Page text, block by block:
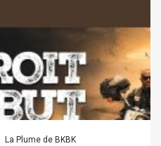
La Plume de BKBK